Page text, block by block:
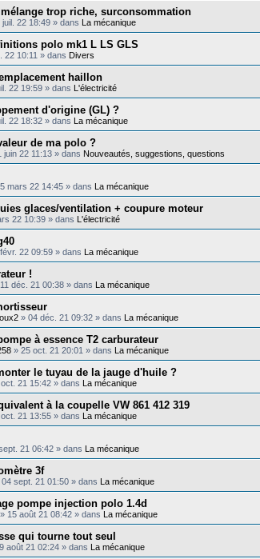
trop riche, surconsommation
juil. 22 18:49 » dans La mécanique
polo mk1 L LS GLS
22 10:11 » dans Divers
haillon
22 19:59 » dans L'électricité
d'origine (GL) ?
22 18:32 » dans La mécanique
de ma polo ?
juin 22 11:13 » dans Nouveautés, suggestions, questions
mars 22 14:45 » dans La mécanique
glaces/ventilation + coupure moteur
22 10:39 » dans L'électricité
22 09:59 » dans La mécanique
!
11 déc. 21 00:38 » dans La mécanique
» 04 déc. 21 09:32 » dans La mécanique
à essence T2 carburateur
» 25 oct. 21 20:01 » dans La mécanique
le tuyau de la jauge d'huile ?
oct. 21 15:42 » dans La mécanique
à la coupelle VW 861 412 319
21 13:55 » dans La mécanique
21 06:42 » dans La mécanique
3f
04 sept. 21 01:50 » dans La mécanique
pompe injection polo 1.4d
» 15 août 21 08:42 » dans La mécanique
qui tourne tout seul
août 21 02:24 » dans La mécanique